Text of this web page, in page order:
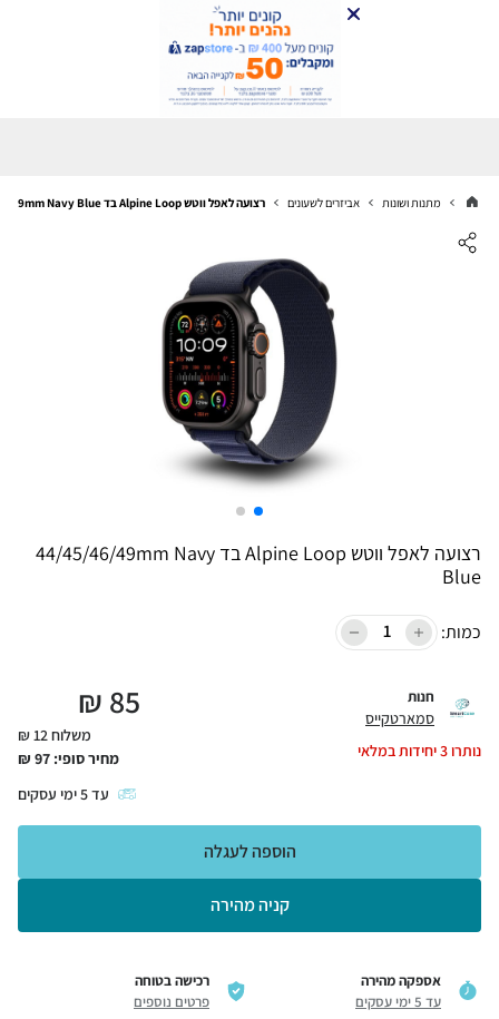
מתנות ושונות אביזרים לשעונים רצועה לאפל ווטש Alpine Loop בד 44/45/46/49mm Navy Blue
רצועה לאפל ווטש Alpine Loop בד 44/45/46/49mm Navy
Blue
כמות:
חנות
סמארטקייס
נותרו3יחידות במלאי
85
₪
משלוח 12 ₪
מחיר סופי: 97
₪
עד5ימי עסקים
קניה מהירה
הוספה לעגלה
אספקה מהירה
עד 5 ימי עסקים
רכישה בטוחה
פרטים נוספים